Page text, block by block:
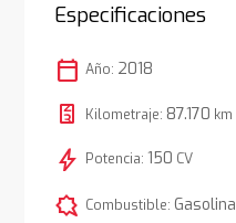
Especificaciones
calendar_today Año: 2018
Kilometraje: 87.170 km
bolt Potencia: 150 CV
comic_bubble Combustible: Gasolina